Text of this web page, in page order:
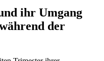
ihr Umgang
der